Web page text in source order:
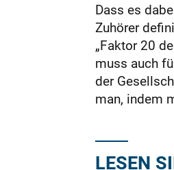
Dass es
Zuhörer
„Faktor 20
muss auch
der
man, indem
LESEN